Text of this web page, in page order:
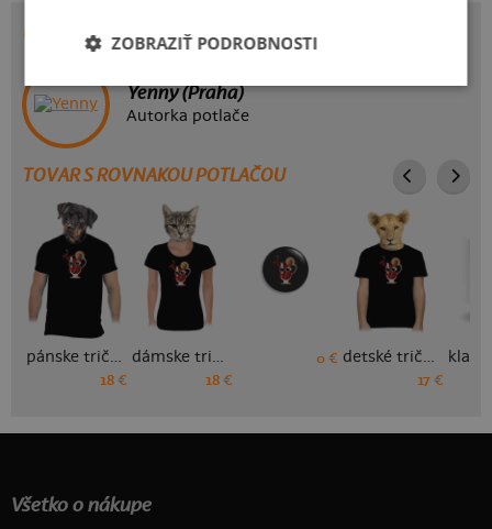
POTLAČ ZVARÁK
Yenny (Praha)
Autorka potlače
TOVAR S ROVNAKOU POTLAČOU
pánske tričko
18 €
dámske tričko
18 €
0 € detské tričko
17 €
Všetko o nákupe
ZOBRAZIŤ PODROBNOSTI